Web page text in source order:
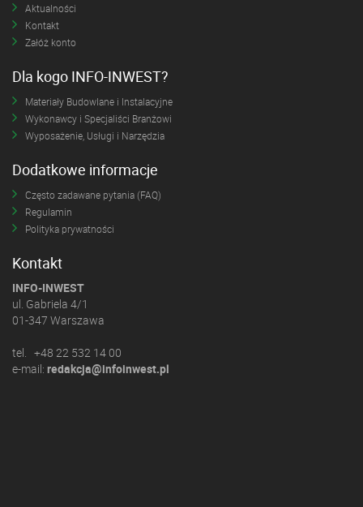
Aktualności
Kontakt
Załóż konto
Dla kogo INFO-INWEST?
Materiały Budowlane i Instalacyjne
Wykonawcy i Specjaliści Branżowi
Wyposażenie, Usługi i Narzędzia
Dodatkowe informacje
Często zadawane pytania (FAQ)
Regulamin
Polityka prywatności
Kontakt
INFO-INWEST
ul. Gabriela 4/1
01-347 Warszawa
tel. +48 22 532 14 00
e-mail: redakcja@infoinwest.pl